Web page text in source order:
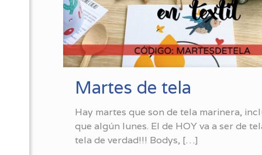
Martes de tela
Hay martes que son de tela marinera,
que algún lunes. El de HOY va a ser de
tela de verdad!!! Bodys, […]